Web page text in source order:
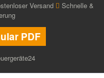
Versand
Schnelle &
PDF